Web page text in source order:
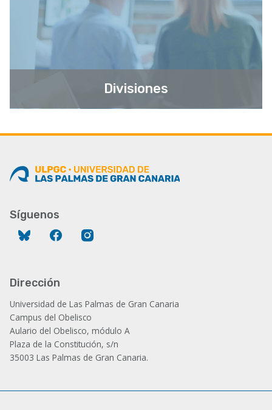
Divisiones
Síguenos
Bluesky Facebook
Dirección
Universidad de Las Palmas de Gran Canaria
Campus del Obelisco
Aulario del Obelisco, módulo A
Plaza de la Constitución, s/n
35003 Las Palmas de Gran Canaria.